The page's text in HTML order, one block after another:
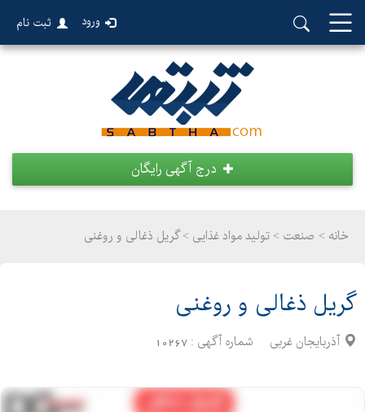
ورود ثبت نام
درج آگهی رایگان
خانه > صنعت > تولید مواد غذایی > گریل ذغالی و روغنی
گریل ذغالی و روغنی
آذربایجان غربی شماره آگهی : 10267